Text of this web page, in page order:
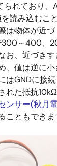
られており
読み込むこ
は物体が近
300～400、
お、近づき
、値は逆に小
はGNDに接
れた抵抗
ンサー(秋月
こともできま